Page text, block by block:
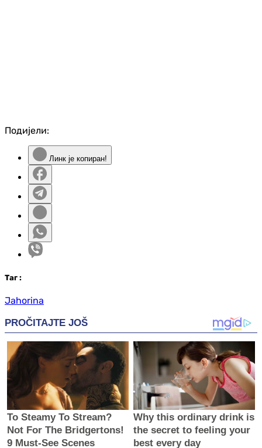
Подијели:
Линк је копиран!
Таг :
Jahorina